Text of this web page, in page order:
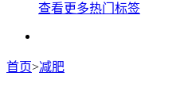
查看更多热门标签
首页>减肥